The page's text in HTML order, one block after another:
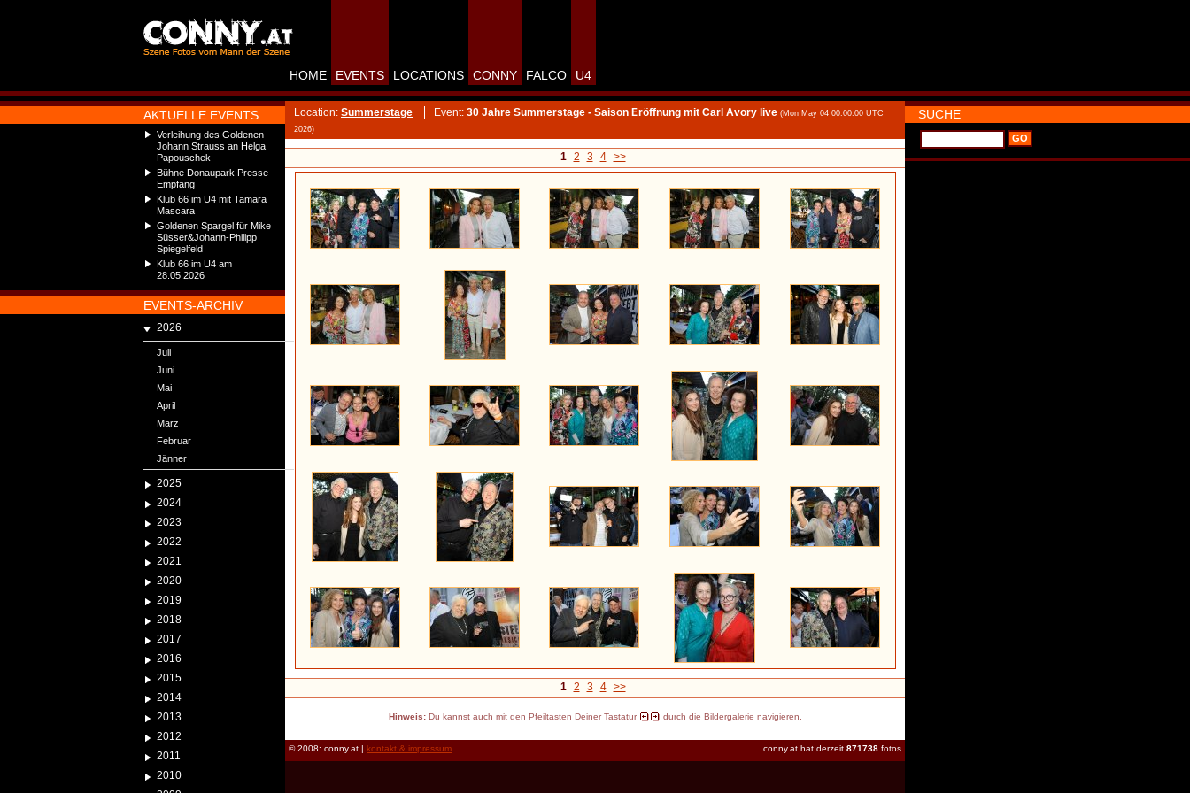
AKTUELLE EVENTS
Verleihung des Goldenen
Johann Strauss an Helga
Papouschek
Bühne Donaupark Presse-
Empfang
Klub 66 im U4 mit Tamara
Mascara
Goldenen Spargel für Mike
Süsser&Johann-Philipp
Spiegelfeld
Klub 66 im U4 am
28.05.2026
EVENTS-ARCHIV
2026
Juli
Juni
Mai
April
März
Februar
Jänner
2025
2024
2023
2022
2021
2020
2019
2018
2017
2016
2015
2014
2013
2012
2011
2010
HOME EVENTS LOCATIONS CONNY FALCO U4
Location: Summerstage Event: 30 Jahre Summerstage - Saison Eröffnung mit Carl Avory live (Mon May 04 00:00:00 UTC
2026)
1 2 3 4 >>
1 2 3 4 >>
Hinweis:Du kannst auch mit den Pfeiltasten Deiner Tastatur durch die Bildergalerie navigieren.
conny.at hat derzeit 871738 fotos
© 2008: conny.at | kontakt & impressum
SUCHE